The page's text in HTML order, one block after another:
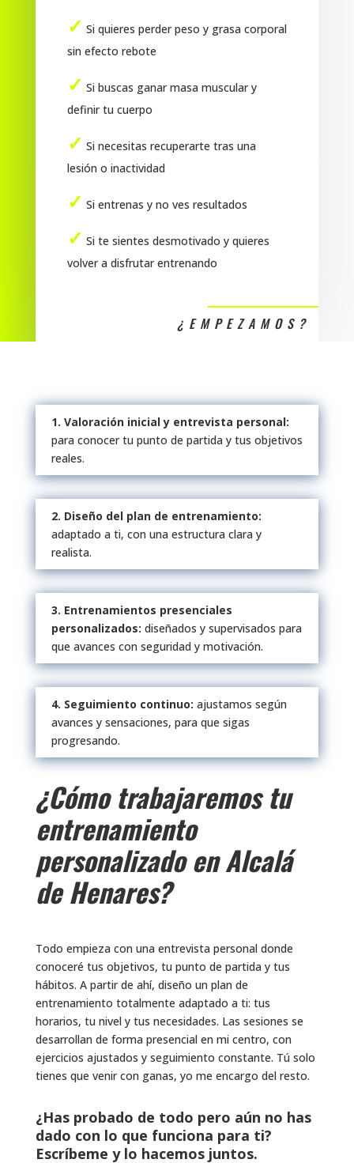
✓ Si quieres perder peso y grasa corporal
sin efecto rebote
✓ Si buscas ganar masa muscular y
definir tu cuerpo
✓ Si necesitas recuperarte tras una
lesión o inactividad
✓ Si entrenas y no ves resultados
✓ Si te sientes desmotivado y quieres
volver a disfrutar entrenando
¿EMPEZAMOS?
1. Valoración inicial y entrevista personal:
para conocer tu punto de partida y tus objetivos
reales.
2. Diseño del plan de entrenamiento:
adaptado a ti, con una estructura clara y
realista.
3. Entrenamientos presenciales
personalizados: diseñados y supervisados para
que avances con seguridad y motivación.
4. Seguimiento continuo: ajustamos según
avances y sensaciones, para que sigas
progresando.
¿Cómo trabajaremos tu
entrenamiento
personalizado en Alcalá
de Henares?
Todo empieza con una entrevista personal donde
conoceré tus objetivos, tu punto de partida y tus
hábitos. A partir de ahí, diseño un plan de
entrenamiento totalmente adaptado a ti: tus
horarios, tu nivel y tus necesidades. Las sesiones se
desarrollan de forma presencial en mi centro, con
ejercicios ajustados y seguimiento constante. Tú solo
tienes que venir con ganas, yo me encargo del resto.
¿Has probado de todo pero aún no has
dado con lo que funciona para ti?
Escríbeme y lo hacemos juntos.